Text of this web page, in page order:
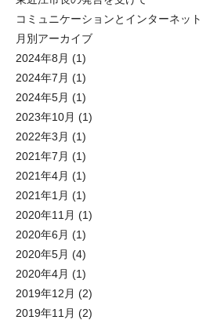
コミュニケーションとインターネット
月別アーカイブ
2024年8月 (1)
2024年7月 (1)
2024年5月 (1)
2023年10月 (1)
2022年3月 (1)
2021年7月 (1)
2021年4月 (1)
2021年1月 (1)
2020年11月 (1)
2020年6月 (1)
2020年5月 (4)
2020年4月 (1)
2019年12月 (2)
2019年11月 (2)